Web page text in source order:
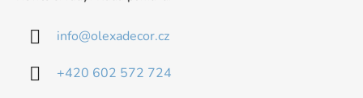
info@olexadecor.cz
+420 602 572 724